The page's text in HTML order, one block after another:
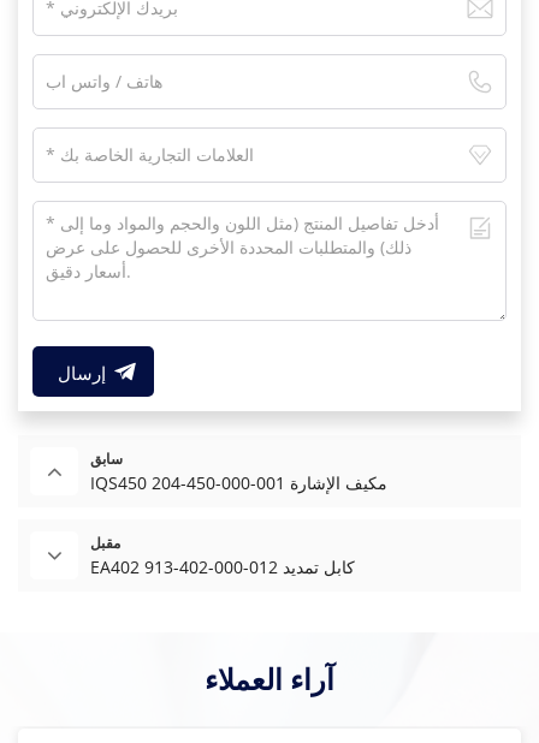
إرسال
سابق
IQS450 204-450-000-001 مكيف الإشارة
مقبل
EA402 913-402-000-012 كابل تمديد
آراء العملاء